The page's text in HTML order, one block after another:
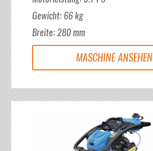
Gewicht: 66kg
Breite:280mm
MASCHINE ANSEHEN